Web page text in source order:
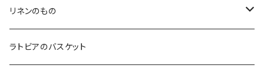
テーブルクロス
テーブルランナー
リネンのもの
キッチンアイテム
ラトビアのバスケット